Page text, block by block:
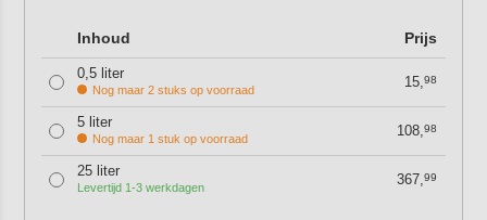
Inhoud Prijs
0,5 liter
Nog maar 2 stuks op voorraad 15,98
5 liter
Nog maar 1 stuk op voorraad 108,98
25 liter
Levertijd 1-3 werkdagen 367,99